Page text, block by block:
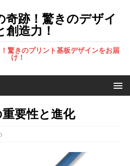
奇跡！驚きのデザイ
創造力！
驚きのプリント基板デザインをお届
け！
要性と進化